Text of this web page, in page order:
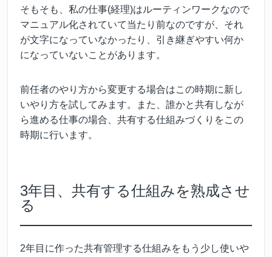
そもそも、私の仕事(経理)はルーティンワークなので
マニュアル化されていて当たり前なのですが、それ
が文字になっていなかったり、引き継ぎやすい何か
になっていないことがあります。
前任者のやり方から変更する場合はこの時期に新し
いやり方を試してみます。また、誰かと共有しなが
ら進める仕事の場合、共有する仕組みづくりをこの
時期に行います。
3年目、共有する仕組みを熟成させ
る
2年目に作った共有管理する仕組みをもう少し使いや